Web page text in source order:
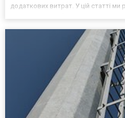
додаткових витрат. У цій статті